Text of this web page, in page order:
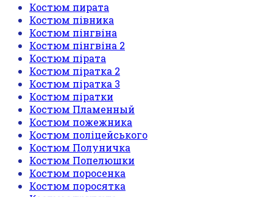
Костюм пирата
Костюм півника
Костюм пінгвіна
Костюм пінгвіна 2
Костюм пірата
Костюм піратка 2
Костюм піратка 3
Костюм піратки
Костюм Пламенный
Костюм пожежника
Костюм поліцейського
Костюм Полуничка
Костюм Попелюшки
Костюм поросенка
Костюм поросятка